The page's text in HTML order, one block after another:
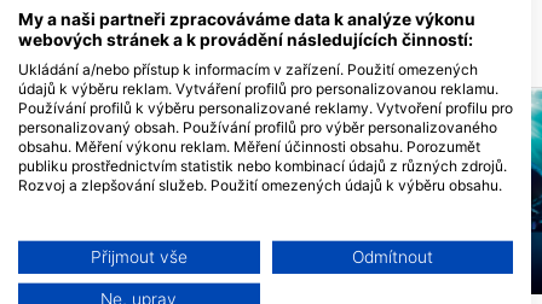
DIVE LOKALITY V OKOLÍ
Mares, Predrag Vuckovic
My a naši partneři zpracováváme data k analýze výkonu
webových stránek a k provádění následujících činností:
Ukládání a/nebo přístup k informacím v zařízení. Použití omezených
údajů k výběru reklam. Vytváření profilů pro personalizovanou reklamu.
Používání profilů k výběru personalizované reklamy. Vytvoření profilu pro
personalizovaný obsah. Používání profilů pro výběr personalizovaného
obsahu. Měření výkonu reklam. Měření účinnosti obsahu. Porozumět
publiku prostřednictvím statistik nebo kombinací údajů z různých zdrojů.
Rozvoj a zlepšování služeb. Použití omezených údajů k výběru obsahu.
Data mohou být sdílena mimo Evropskou unii a odesílána do USA.
Váš souhlas a zásady používání cookie se vztahují pouze na tento
web/aplikaci.
Přijmout vše Odmítnout
Ne, uprav